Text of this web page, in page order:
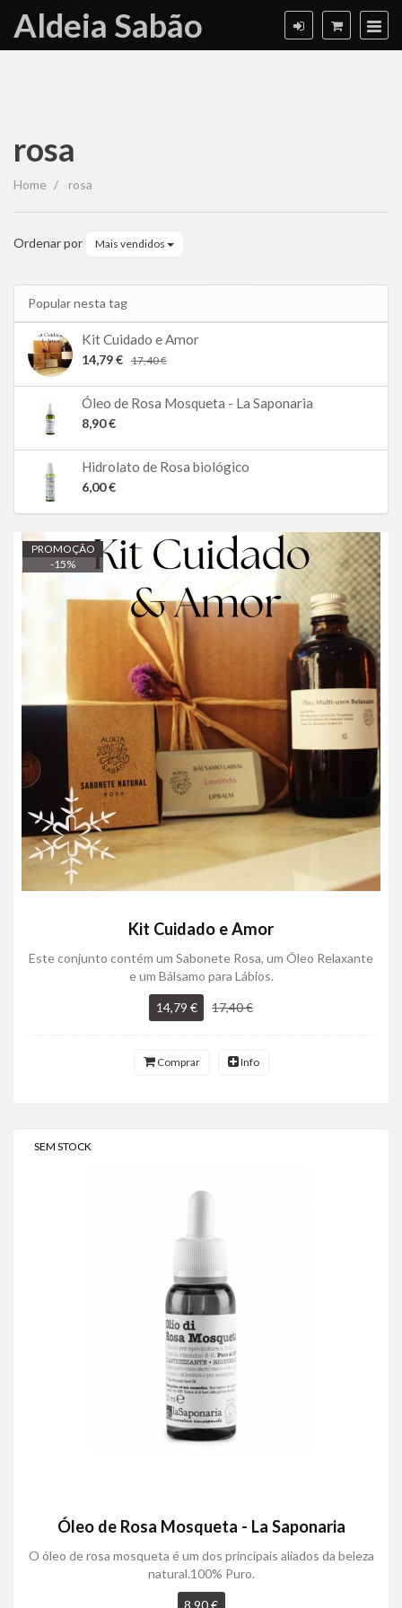
Aldeia Sabão
rosa
rosa
Home rosa
Ordenar por Mais vendidos
Popular nesta tag
Kit Cuidado e Amor
14,79 € 17,40 €
Óleo de Rosa Mosqueta - La Saponaria
8,90 €
Hidrolato de Rosa biológico
6,00 €
PROMOÇÃO
-15%
Kit Cuidado e Amor
Este conjunto contém um Sabonete Rosa, um Óleo Relaxante
e um Bálsamo para Lábios.
14,79 € 17,40 €
Comprar Info
SEM STOCK
Óleo de Rosa Mosqueta - La Saponaria
O óleo de rosa mosqueta é um dos principais aliados da beleza
natural.100% Puro.
8,90 €